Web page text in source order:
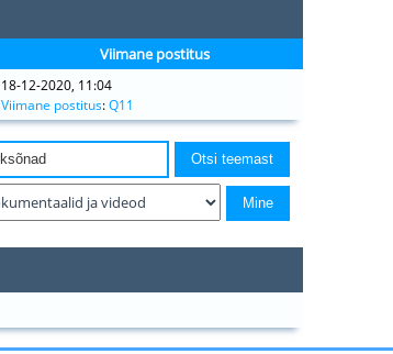
Viimane postitus
18-12-2020, 11:04
Viimane postitus:Q11